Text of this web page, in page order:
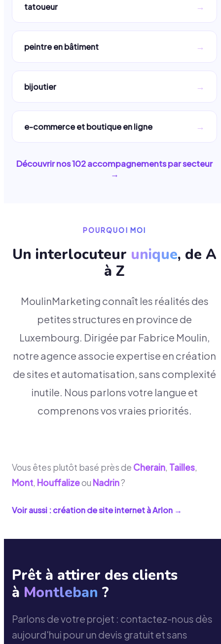
tatoueur →
peintre en bâtiment →
bijoutier →
e-commerce et boutique en ligne →
Découvrir nos102accompagnements par secteur
→
POURQUOI MOI
Un interlocuteur unique, de A
à Z
MoulinMarketing connaît les réalités des
petites structures en province de
Luxembourg. Dirigée par Fabrice Moulin,
notre agence associe expertise en création
de sites et automatisation, sans complexité
inutile. Nous parlons votre langue et
comprenons vos vraies priorités.
Vous êtes plutôt basé près de Cherain, Tailles,
Mont, Houffalizeou Nadrin?
Voir aussi : création de site internet àArlon →
Prêt à attirer des clients
à Montleban ?
Parlons de votre projet : contactez-nous dès
aujourd'hui pour un devis gratuit et sans